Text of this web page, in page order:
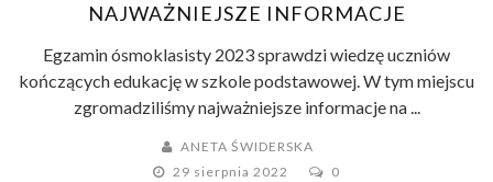
NAJWAŻNIEJSZE INFORMACJE
Egzamin ósmoklasisty 2023 sprawdzi wiedzę uczniów
kończących edukację w szkole podstawowej. W tym miejscu
zgromadziliśmy najważniejsze informacje na ...
ANETA ŚWIDERSKA
29 sierpnia 2022
0